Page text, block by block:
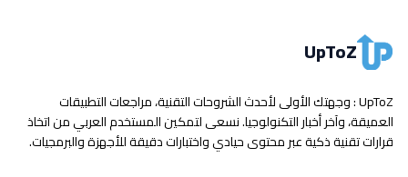
UpToZ
UpToZ : وجهتك الأولى لأحدث الشروحات التقنية، مراجعات التطبيقات
العميقة، وآخر أخبار التكنولوجيا. نسعى لتمكين المستخدم العربي من اتخاذ
قرارات تقنية ذكية عبر محتوى حيادي واختبارات دقيقة للأجهزة والبرمجيات.